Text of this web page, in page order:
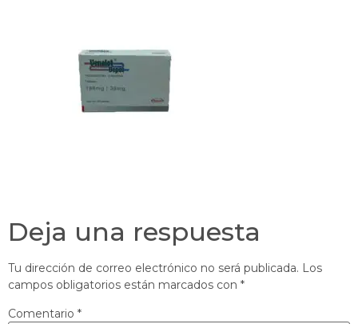
Deja una respuesta
Tu dirección de correo electrónico no será publicada. Los
campos obligatorios están marcados con *
Comentario *